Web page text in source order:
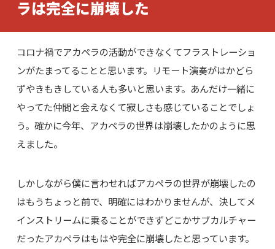
ラは完全に崩壊した
コロナ禍でアカペラの活動ができなくてフラストレーショ
ンがたまってることと思います。リモート演奏がはかどら
ずやきもきしている人も多いと思います。あんだけ一緒に
やってた仲間と会えなくて寂しさも感じていることでしょ
う。確かに今年、アカペラの世界は崩壊したかのように思
えました。
しかしながら僕に言わせればアカペラの世界が崩壊したの
はもうちょっと前で、明確にはわかりませんが、決してメ
インストリームに乗ることができずどこかサブカルチャー
だったアカペラはもはや完全に崩壊したと思っています。